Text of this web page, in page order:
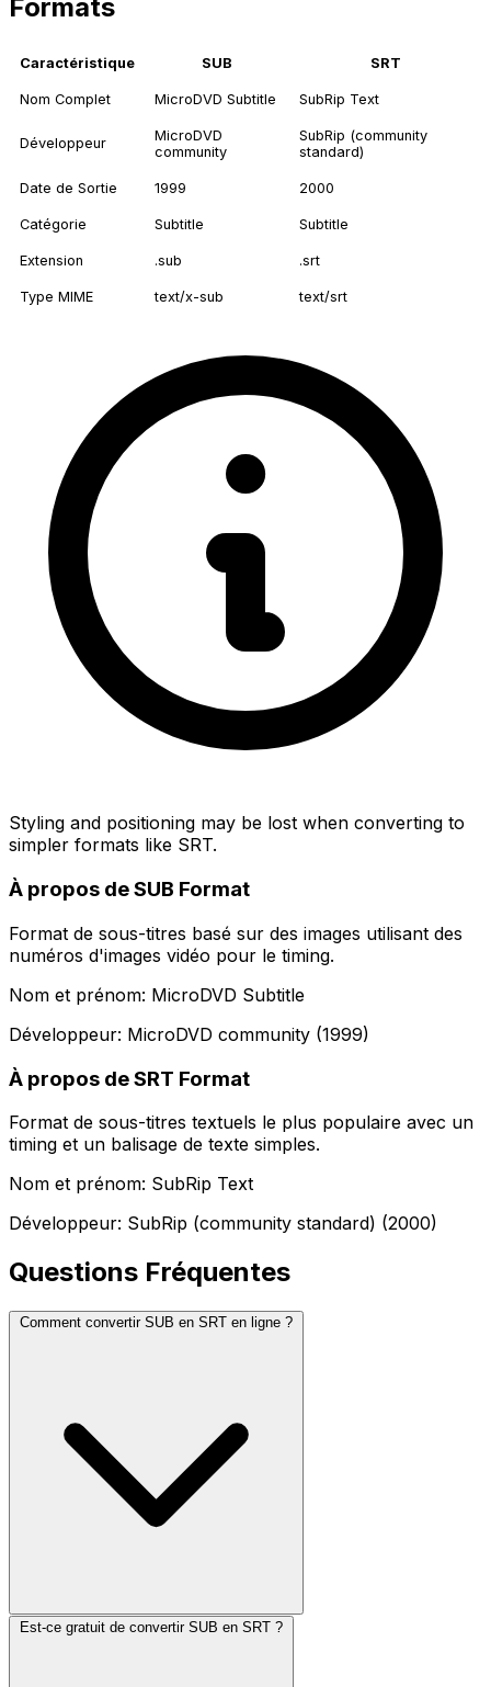
Formats
Caractéristique SUB SRT
Nom Complet MicroDVD Subtitle SubRip Text
Développeur
MicroDVD
community
SubRip (community
standard)
Date de Sortie 1999 2000
Catégorie Subtitle Subtitle
Extension .sub .srt
Type MIME text/x-sub text/srt
Styling and positioning may be lost when converting to
simpler formats like SRT.
À propos de SUB Format
Format de sous-titres basé sur des images utilisant des
numéros d'images vidéo pour le timing.
Nom et prénom: MicroDVD Subtitle
Développeur: MicroDVD community (1999)
À propos de SRT Format
Format de sous-titres textuels le plus populaire avec un
timing et un balisage de texte simples.
Nom et prénom: SubRip Text
Développeur: SubRip (community standard) (2000)
Questions Fréquentes
Comment convertir SUB en SRT en ligne ?
Est-ce gratuit de convertir SUB en SRT ?